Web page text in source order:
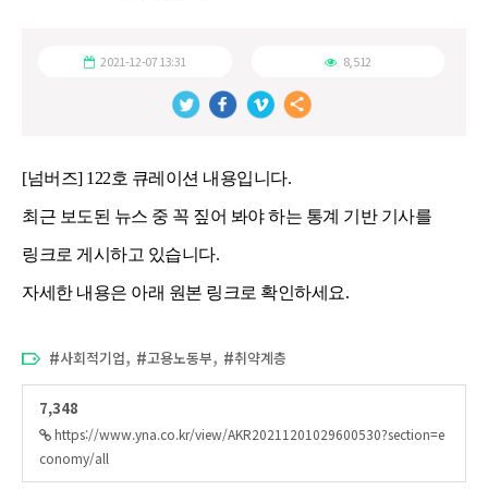
2021-12-07 13:31 8,512
[넘버즈] 122호 큐레이션 내용입니다.
최근 보도된 뉴스 중 꼭 짚어 봐야 하는 통계 기반 기사를
링크로 게시하고 있습니다.
자세한 내용은 아래 원본 링크로 확인하세요.
사회적기업, 고용노동부, 취약계층
7,348
https://www.yna.co.kr/view/AKR20211201029600530?section=e
conomy/all